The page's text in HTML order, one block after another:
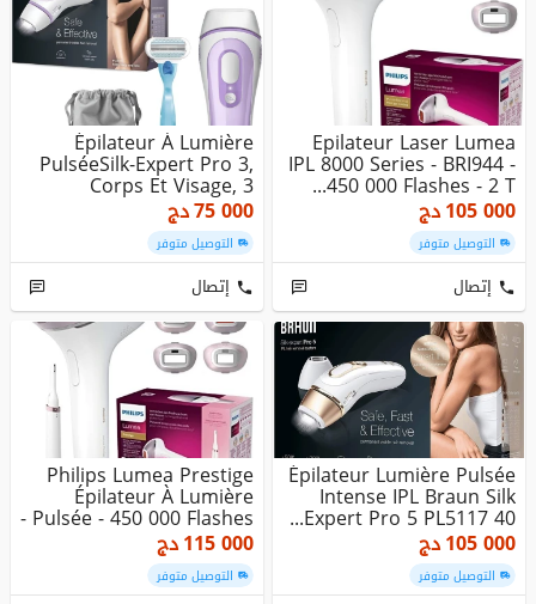
Epilateur Laser Lumea
IPL 8000 Series - BRI944 -
450 000 Flashes - 2 T...
105 000دج
التوصيل متوفر
إتصال
Épilateur À Lumière
PulséeSilk-Expert Pro 3,
Corps Et Visage, 3
Niveau...
75 000دج
التوصيل متوفر
إتصال
Épilateur Lumière Pulsée
Intense IPL Braun Silk
Expert Pro 5 PL5117 40...
105 000دج
التوصيل متوفر
Philips Lumea Prestige
Épilateur À Lumière
Pulsée - 450 000 Flashes -
...
115 000دج
التوصيل متوفر